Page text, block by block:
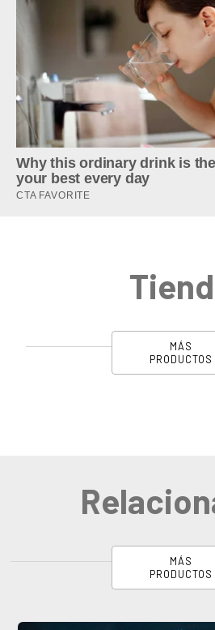
MÁS
PRODUCTOS
MÁS
PRODUCTOS